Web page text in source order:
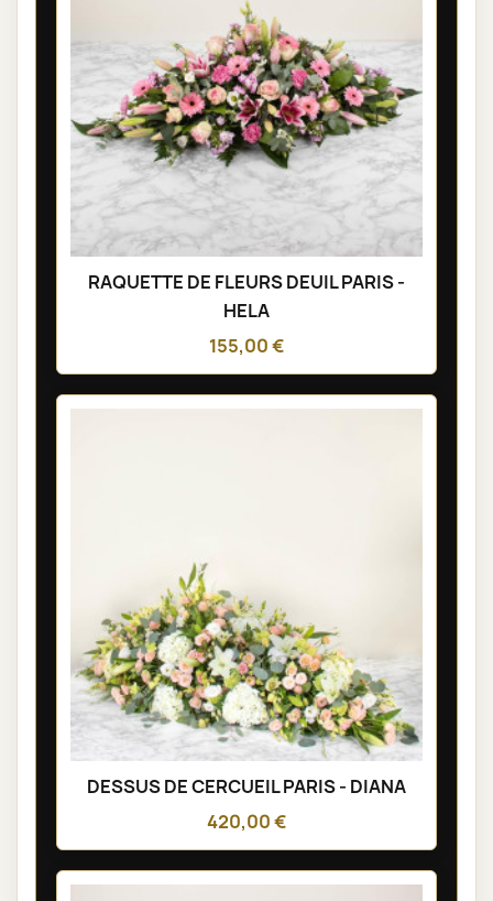
RAQUETTE DE FLEURS DEUIL PARIS -
HELA
155,00 €
DESSUS DE CERCUEIL PARIS - DIANA
420,00 €